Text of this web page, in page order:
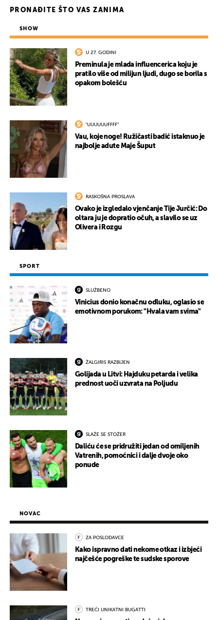
PRONAĐITE ŠTO VAS ZANIMA
SHOW
U 27. GODINI
Preminula je mlada influencerica koju je
pratilo više od milijun ljudi, dugo se borila s
opakom bolešću
"UUUUUUFFFF"
Vau, koje noge! Ružičasti badić istaknuo je
najbolje adute Maje Šuput
RASKOŠNA PROSLAVA
Ovako je izgledalo vjenčanje Tije Jurčić: Do
oltara ju je dopratio očuh, a slavilo se uz
Olivera i Rozgu
SPORT
SLUŽBENO
Vinicius donio konačnu odluku, oglasio se
emotivnom porukom: "Hvala vam svima"
ŽALGIRIS RAZBIJEN
Golijada u Litvi: Hajduku petarda i velika
prednost uoči uzvrata na Poljudu
SLAŽE SE STOŽER
Daliću će se pridružiti jedan od omiljenih
Vatrenih, pomoćnici i dalje dvoje oko
ponude
NOVAC
ZA POSLODAVCE
Kako ispravno dati nekome otkaz i izbjeći
najčešće pogreške te sudske sporove
TREĆI UNIKATNI BUGATTI